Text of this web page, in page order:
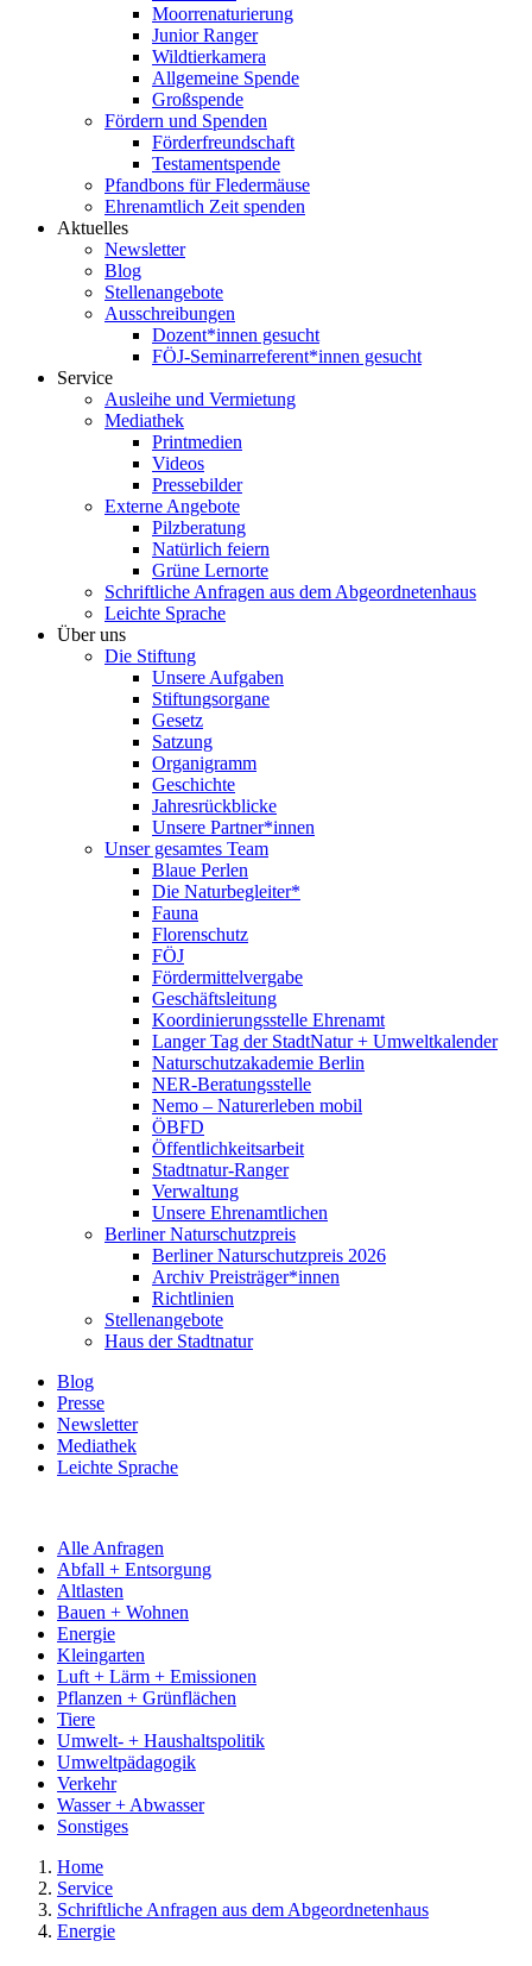
Moorrenaturierung
Junior Ranger
Wildtierkamera
Allgemeine Spende
Großspende
Fördern und Spenden
Förderfreundschaft
Testamentspende
Pfandbons für Fledermäuse
Ehrenamtlich Zeit spenden
Aktuelles
Newsletter
Blog
Stellenangebote
Ausschreibungen
Dozent*innen gesucht
FÖJ-Seminarreferent*innen gesucht
Service
Ausleihe und Vermietung
Mediathek
Printmedien
Videos
Pressebilder
Externe Angebote
Pilzberatung
Natürlich feiern
Grüne Lernorte
Schriftliche Anfragen aus dem Abgeordnetenhaus
Leichte Sprache
Über uns
Die Stiftung
Unsere Aufgaben
Stiftungsorgane
Gesetz
Satzung
Organigramm
Geschichte
Jahresrückblicke
Unsere Partner*innen
Unser gesamtes Team
Blaue Perlen
Die Naturbegleiter*
Fauna
Florenschutz
FÖJ
Fördermittelvergabe
Geschäftsleitung
Koordinierungsstelle Ehrenamt
Langer Tag der StadtNatur + Umweltkalender
Naturschutzakademie Berlin
NER-Beratungsstelle
Nemo – Naturerleben mobil
ÖBFD
Öffentlichkeitsarbeit
Stadtnatur-Ranger
Verwaltung
Unsere Ehrenamtlichen
Berliner Naturschutzpreis
Berliner Naturschutzpreis 2026
Archiv Preisträger*innen
Richtlinien
Stellenangebote
Haus der Stadtnatur
Blog
Presse
Newsletter
Mediathek
Leichte Sprache
Alle Anfragen
Abfall + Entsorgung
Altlasten
Bauen + Wohnen
Energie
Kleingarten
Luft + Lärm + Emissionen
Pflanzen + Grünflächen
Tiere
Umwelt- + Haushaltspolitik
Umweltpädagogik
Verkehr
Wasser + Abwasser
Sonstiges
Home
Service
Schriftliche Anfragen aus dem Abgeordnetenhaus
Energie